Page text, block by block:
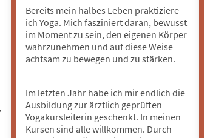
Bereits mein halbes Leben praktiziere
ich Yoga. Mich fasziniert daran, bewusst
im Moment zu sein, den eigenen Körper
wahrzunehmen und auf diese Weise
achtsam zu bewegen und zu stärken.
Im letzten Jahr habe ich mir endlich die
Ausbildung zur ärztlich geprüften
Yogakursleiterin geschenkt. In meinen
Kursen sind alle willkommen. Durch